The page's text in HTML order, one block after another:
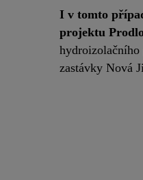
I v tomto
projektu
hydroizolačního
zastávky Nová